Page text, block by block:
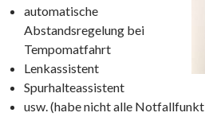
automatische
Abstandsregelung bei
Tempomatfahrt
Lenkassistent
Spurhalteassistent
usw. (habe nicht alle